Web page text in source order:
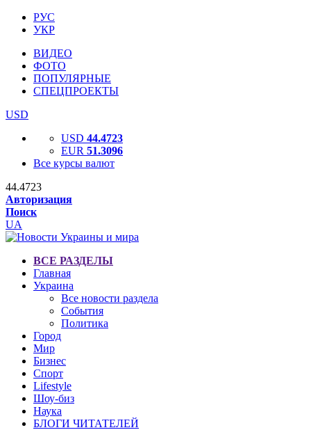
РУС
УКР
ВИДЕО
ФОТО
ПОПУЛЯРНЫЕ
СПЕЦПРОЕКТЫ
USD
USD 44.4723
EUR 51.3096
Все курсы валют
44.4723
Авторизация
Поиск
UA
ВСЕ РАЗДЕЛЫ
Главная
Украина
Все новости раздела
События
Политика
Город
Мир
Бизнес
Спорт
Lifestyle
Шоу-биз
Наука
БЛОГИ ЧИТАТЕЛЕЙ